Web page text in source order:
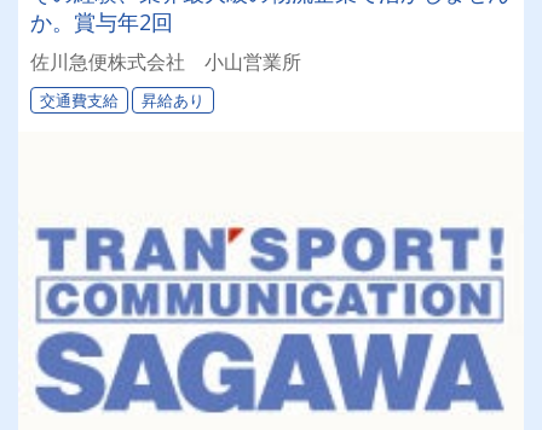
か。賞与年2回
佐川急便株式会社 小山営業所
交通費支給 昇給あり